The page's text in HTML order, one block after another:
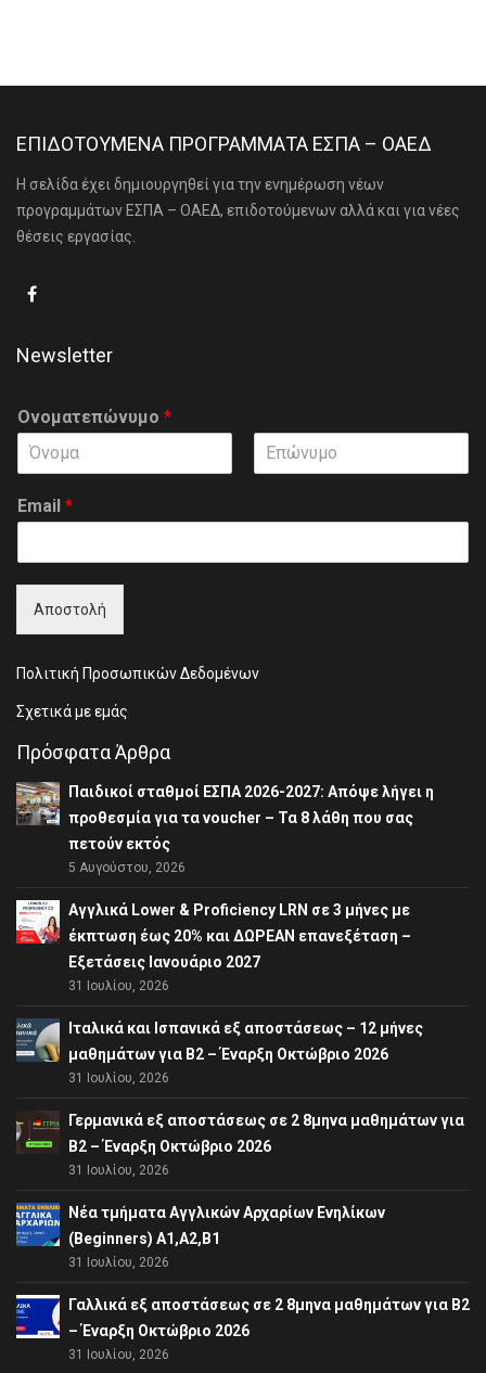
ΕΠΙΔΟΤΟΥΜΕΝΑ ΠΡΟΓΡΑΜΜΑΤΑ ΕΣΠΑ – ΟΑΕΔ
Η σελίδα έχει δημιουργηθεί για την ενημέρωση νέων
προγραμμάτων ΕΣΠΑ – ΟΑΕΔ, επιδοτούμενων αλλά και για νέες
θέσεις εργασίας.
Newsletter
Ονοματεπώνυμο *
i
rEmail *
Αποστολή
Πολιτική Προσωπικών Δεδομένων
Σχετικά με εμάς
Πρόσφατα Άρθρα
Παιδικοί σταθμοί ΕΣΠΑ 2026-2027: Απόψε λήγει η
προθεσμία για τα voucher – Τα 8 λάθη που σας
πετούν εκτός
5 Αυγούστου, 2026
Αγγλικά Lower & Proficiency LRN σε 3 μήνες με
έκπτωση έως 20% και ΔΩΡΕΑΝ επανεξέταση –
Εξετάσεις Ιανουάριο 2027
31 Ιουλίου, 2026
Ιταλικά και Ισπανικά εξ αποστάσεως – 12 μήνες
μαθημάτων για B2 – Έναρξη Οκτώβριο 2026
31 Ιουλίου, 2026
Γερμανικά εξ αποστάσεως σε 2 8μηνα μαθημάτων για
Β2 – Έναρξη Οκτώβριο 2026
31 Ιουλίου, 2026
Νέα τμήματα Αγγλικών Αρχαρίων Ενηλίκων
(Beginners) A1,A2,B1
31 Ιουλίου, 2026
Γαλλικά εξ αποστάσεως σε 2 8μηνα μαθημάτων για Β2
– Έναρξη Οκτώβριο 2026
31 Ιουλίου, 2026